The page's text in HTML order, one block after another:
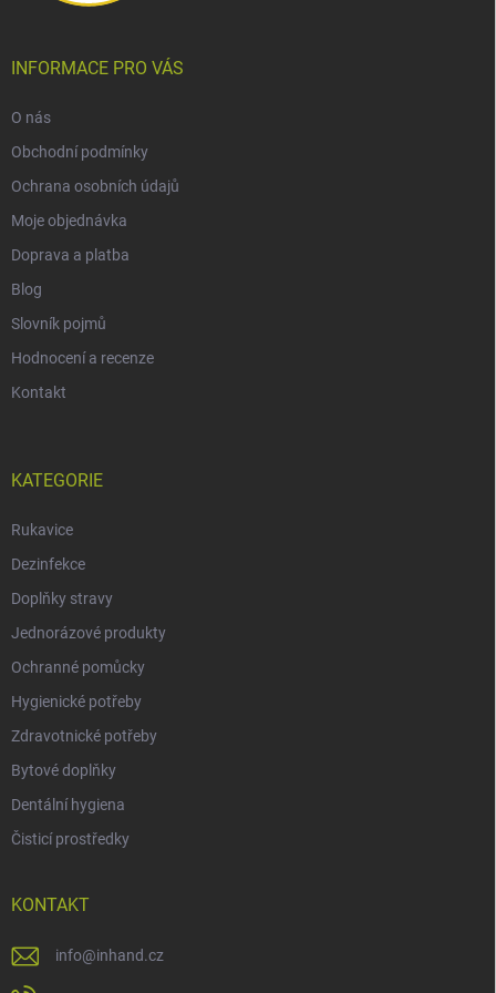
INFORMACE PRO VÁS
O nás
Obchodní podmínky
Ochrana osobních údajů
Moje objednávka
Doprava a platba
Blog
Slovník pojmů
Hodnocení a recenze
Kontakt
KATEGORIE
Rukavice
Dezinfekce
Doplňky stravy
Jednorázové produkty
Ochranné pomůcky
Hygienické potřeby
Zdravotnické potřeby
Bytové doplňky
Dentální hygiena
Čisticí prostředky
KONTAKT
info@inhand.cz